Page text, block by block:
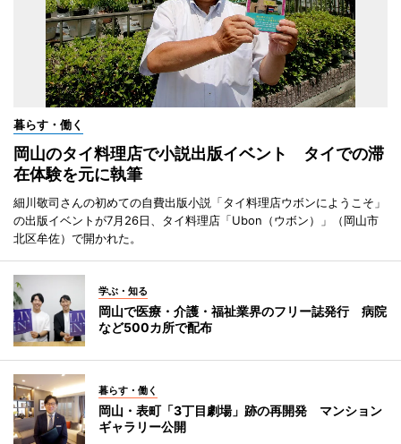
暮らす・働く
岡山のタイ料理店で小説出版イベント タイでの滞
在体験を元に執筆
細川敬司さんの初めての自費出版小説「タイ料理店ウボンにようこそ」
の出版イベントが7月26日、タイ料理店「Ubon（ウボン）」（岡山市
北区牟佐）で開かれた。
学ぶ・知る
岡山で医療・介護・福祉業界のフリー誌発行 病院
など500カ所で配布
暮らす・働く
岡山・表町「3丁目劇場」跡の再開発 マンション
ギャラリー公開